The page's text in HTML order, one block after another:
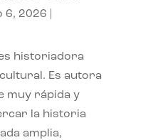
6, 2026
historiadora
Es autora
muy rápida y
la historia
amplia,